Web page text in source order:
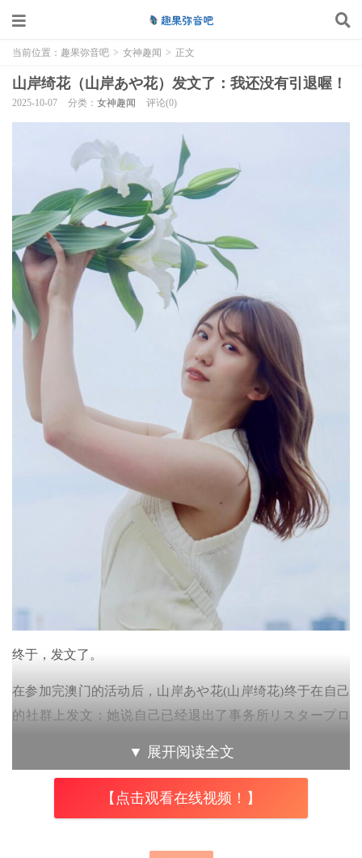
当前位置： 趣果弥音吧 > 女神趣闻 > 正文
山岸绮花（山岸あや花）发文了：我还没有引退喔！
2025-10-07 分类： 女神趣闻 评论(0)
终于，发文了。
在参加完澳门的活动后，山岸あや花(山岸绮花)终于在自己
的社群上发文：她说自己已经退出了事务所リスタープロ
人的形式活动，这些年来合作的相关业者以及支持自己的粉
丝，她衷心感谢，敬请期待全新的山岸あや花(山岸绮花)和
最后她又加了一句，山岸，还没有引退喔！
▼ 展开阅读全文
【点击观看在线视频！】